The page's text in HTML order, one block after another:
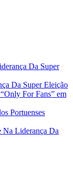
Da Super
Da Super Eleição
For Fans” em
Portuenses
Na Liderança Da